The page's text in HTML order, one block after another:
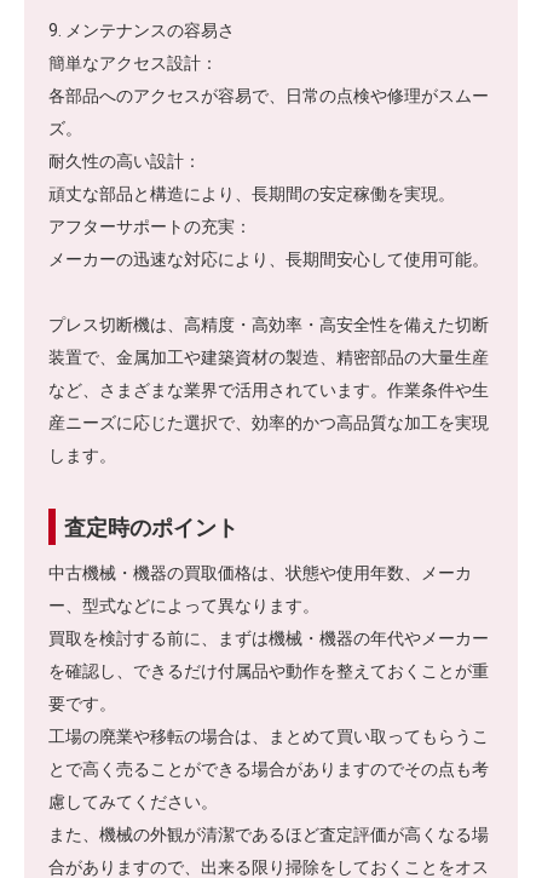
9. メンテナンスの容易さ
簡単なアクセス設計：
各部品へのアクセスが容易で、日常の点検や修理がスムー
ズ。
耐久性の高い設計：
頑丈な部品と構造により、長期間の安定稼働を実現。
アフターサポートの充実：
メーカーの迅速な対応により、長期間安心して使用可能。
プレス切断機は、高精度・高効率・高安全性を備えた切断
装置で、金属加工や建築資材の製造、精密部品の大量生産
など、さまざまな業界で活用されています。作業条件や生
産ニーズに応じた選択で、効率的かつ高品質な加工を実現
します。
査定時のポイント
中古機械・機器の買取価格は、状態や使用年数、メーカ
ー、型式などによって異なります。
買取を検討する前に、まずは機械・機器の年代やメーカー
を確認し、できるだけ付属品や動作を整えておくことが重
要です。
工場の廃業や移転の場合は、まとめて買い取ってもらうこ
とで高く売ることができる場合がありますのでその点も考
慮してみてください。
また、機械の外観が清潔であるほど査定評価が高くなる場
合がありますので、出来る限り掃除をしておくことをオス